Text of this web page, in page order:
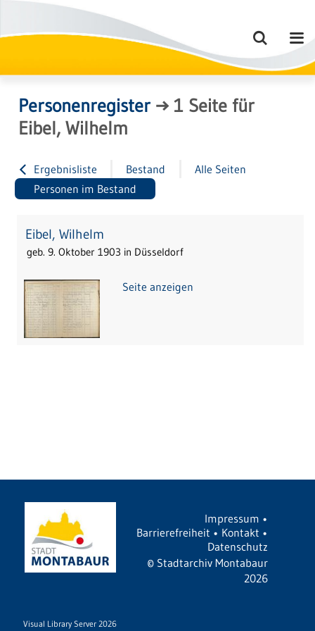
Personenregister→1 Seite für
Eibel, Wilhelm
Ergebnisliste Bestand
Alle Seiten
Personen im Bestand
Eibel, Wilhelm
geb. 9. Oktober 1903 in Düsseldorf
Seite anzeigen
Impressum •
Barrierefreiheit • Kontakt •
Datenschutz
© Stadtarchiv Montabaur
2026
Visual Library Server 2026